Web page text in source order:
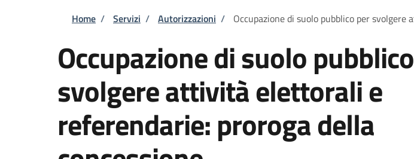
Briciole di pane
Home / Servizi / Autorizzazioni / Occupazione di suolo pubblico per
Occupazione di suolo
svolgere attività elettorali e
referendarie: proroga della